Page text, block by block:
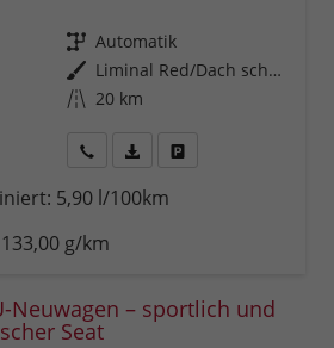
Getriebe Automatik
Außenfarbe
Liminal Red/Dach schwarz Metallic (S60E)
Kilometerstand 20 km
anfordern
Datei,
5,90 l/100km
133,00 g/km
Neuwagen – sportlich und
Seat